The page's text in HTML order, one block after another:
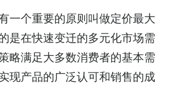
一个重要的原则叫做定价最大
是在快速变迁的多元化市场需
略满足大多数消费者的基本需
现产品的广泛认可和销售的成